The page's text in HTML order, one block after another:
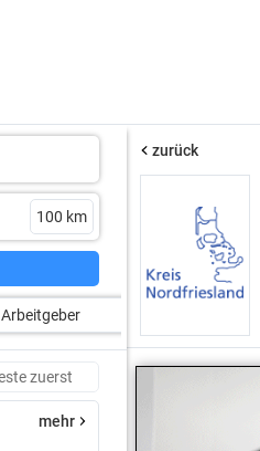
Arbeitgeber
mehr
zurück